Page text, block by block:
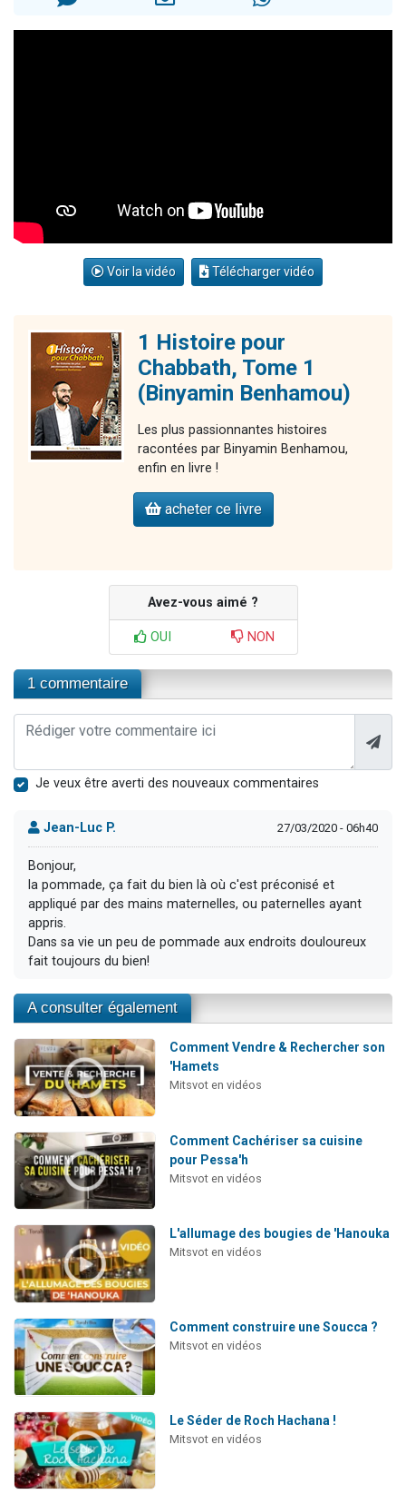
Voir la vidéo Télécharger vidéo
1 Histoire pour
Chabbath, Tome 1
(Binyamin Benhamou)
Les plus passionnantes histoires
racontées par Binyamin Benhamou,
enfin en livre !
acheter ce livre
Avez-vous aimé ?
OUI NON
1 commentaire
Je veux être averti des nouveaux commentaires
Jean-Luc P. 27/03/2020 - 06h40
Bonjour,
la pommade, ça fait du bien là où c'est préconisé et
appliqué par des mains maternelles, ou paternelles ayant
appris.
Dans sa vie un peu de pommade aux endroits douloureux
fait toujours du bien!
A consulter également
Comment Vendre & Rechercher son
'Hamets
Mitsvot en vidéos
Comment Cachériser sa cuisine
pour Pessa'h
Mitsvot en vidéos
L'allumage des bougies de 'Hanouka
Mitsvot en vidéos
Comment construire une Soucca ?
Mitsvot en vidéos
Le Séder de Roch Hachana !
Mitsvot en vidéos